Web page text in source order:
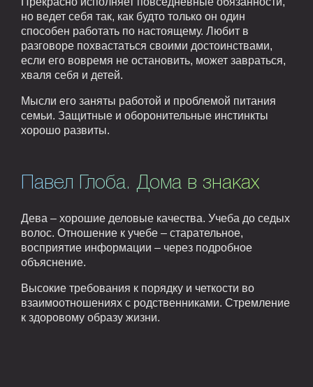
но ведет себя так, как будто только он один
способен работать по настоящему. Любит в
разговоре похвастаться своими достоинствами,
если его вовремя не остановить, может завраться,
хваля себя и детей.
Мысли его заняты работой и проблемой питания
семьи. Защитные и оборонительные инстинкты
хорошо развиты.
Павел Глоба. Дома в знаках
Дева – хорошие деловые качества. Учеба до седых
волос. Отношение к учебе – старательное,
восприятие информации – через подробное
объяснение.
Высокие требования к порядку и четкости во
взаимоотношениях с родственниками. Стремление
к здоровому образу жизни.